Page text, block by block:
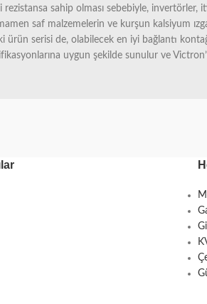
sahip olması sebebiyle,
saf malzemelerin ve kurşun kalsiyum
serisi de, olabilecek en iyi bağlantı
uygun şekilde sunulur ve